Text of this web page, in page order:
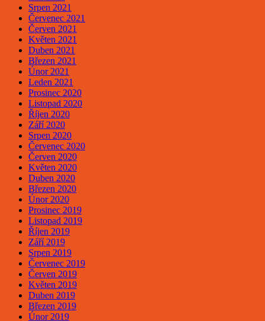
Srpen 2021
Červenec 2021
Červen 2021
Květen 2021
Duben 2021
Březen 2021
Únor 2021
Leden 2021
Prosinec 2020
Listopad 2020
Říjen 2020
Září 2020
Srpen 2020
Červenec 2020
Červen 2020
Květen 2020
Duben 2020
Březen 2020
Únor 2020
Prosinec 2019
Listopad 2019
Říjen 2019
Září 2019
Srpen 2019
Červenec 2019
Červen 2019
Květen 2019
Duben 2019
Březen 2019
Únor 2019